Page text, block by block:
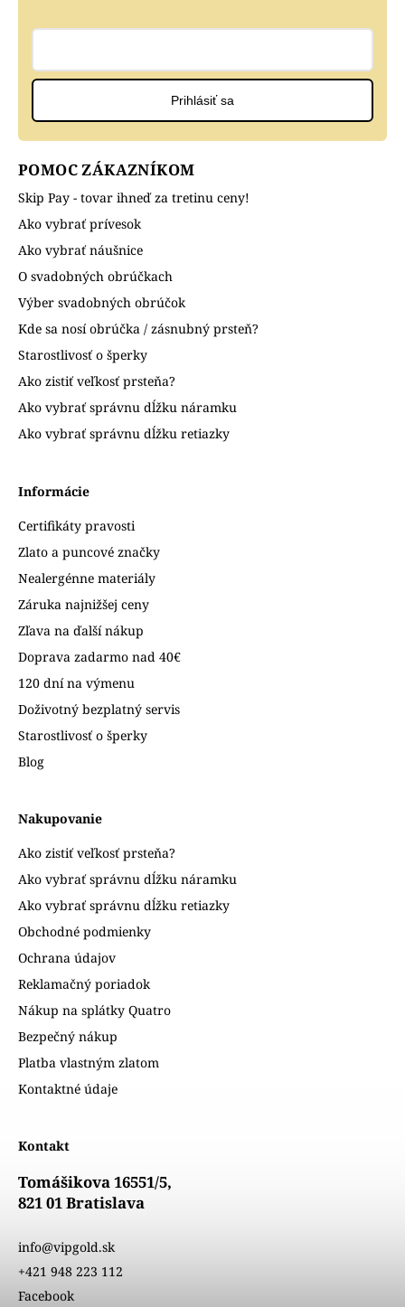
POMOC ZÁKAZNÍKOM
Skip Pay - tovar ihneď za tretinu ceny!
Ako vybrať prívesok
Ako vybrať náušnice
O svadobných obrúčkach
Výber svadobných obrúčok
Kde sa nosí obrúčka / zásnubný prsteň?
Starostlivosť o šperky
Ako zistiť veľkosť prsteňa?
Ako vybrať správnu dĺžku náramku
Ako vybrať správnu dĺžku retiazky
Informácie
Certifikáty pravosti
Zlato a puncové značky
Nealergénne materiály
Záruka najnižšej ceny
Zľava na ďalší nákup
Doprava zadarmo nad 40€
120 dní na výmenu
Doživotný bezplatný servis
Starostlivosť o šperky
Blog
Nakupovanie
Ako zistiť veľkosť prsteňa?
Ako vybrať správnu dĺžku náramku
Ako vybrať správnu dĺžku retiazky
Obchodné podmienky
Ochrana údajov
Reklamačný poriadok
Nákup na splátky Quatro
Bezpečný nákup
Platba vlastným zlatom
Kontaktné údaje
Kontakt
Tomášikova 16551/5,
821 01 Bratislava
info@vipgold.sk
+421 948 223 112
Facebook
Prihlásiť sa